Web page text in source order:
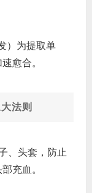
）为提取单
愈合。
法则
、头套，防止
充血。